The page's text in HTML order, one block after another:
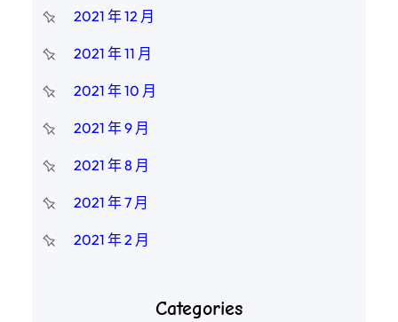
2021 年 12 月
2021 年 11 月
2021 年 10 月
2021 年 9 月
2021 年 8 月
2021 年 7 月
2021 年 2 月
Categories